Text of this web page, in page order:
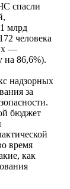
спасли
млрд
человека
—
на 86,6%).
надзорных
за
бюджет
время
как